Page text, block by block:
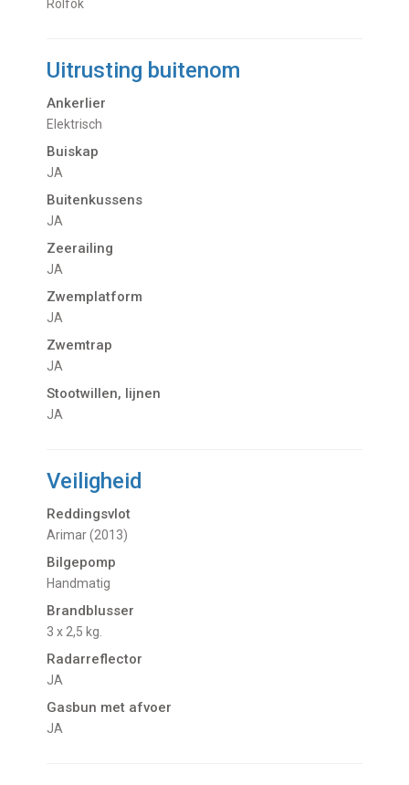
Rolfok
Uitrusting buitenom
Ankerlier
Elektrisch
Buiskap
JA
Buitenkussens
JA
Zeerailing
JA
Zwemplatform
JA
Zwemtrap
JA
Stootwillen, lijnen
JA
Veiligheid
Reddingsvlot
Arimar (2013)
Bilgepomp
Handmatig
Brandblusser
3 x 2,5 kg.
Radarreflector
JA
Gasbun met afvoer
JA